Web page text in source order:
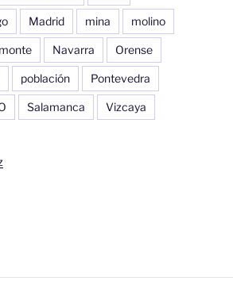
Madrid mina molino
monte Navarra Orense
población Pontevedra
Salamanca Vizcaya